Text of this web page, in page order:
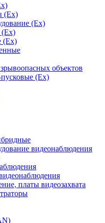
(Ex)
(Ex)
(Ex)
(Ex)
объектов
пусковые (Ex)
видеонаблюдения
платы видеозахвата